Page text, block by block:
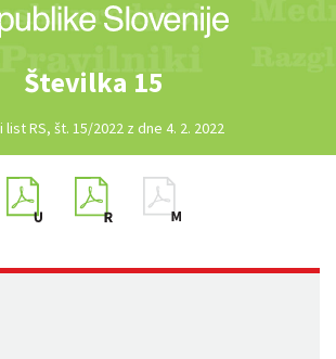
Številka 15
list RS, št. 15/2022 z dne 4. 2. 2022